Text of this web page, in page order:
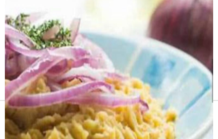
Receitas e vinhos